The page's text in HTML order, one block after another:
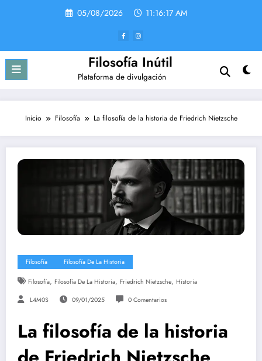
05/08/2026 11:16:18 AM
Filosofía Inútil
Plataforma de divulgación
Inicio Filosofía La filosofía de la historia de Friedrich Nietzsche
Filosofía Filosofía De La Historia
Filosofía, Filosofía De La Historia, Friedrich Nietzsche, Historia
L4M0S 09/01/2025 0 Comentarios
La filosofía de la historia